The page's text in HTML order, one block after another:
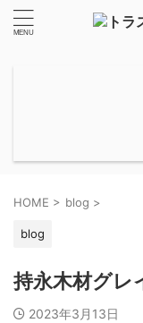
HOME > blog >
blog
持永木材グレ
2023年3月13日